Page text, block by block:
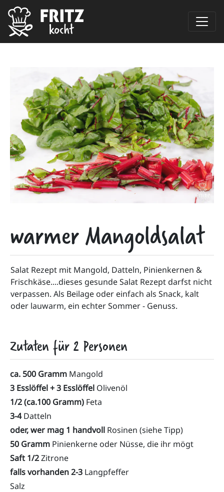
warmer Mangoldsalat
Salat Rezept mit Mangold, Datteln, Pinienkernen &
Frischkäse....dieses gesunde Salat Rezept darfst nicht
verpassen. Als Beilage oder einfach als Snack, kalt
oder lauwarm, ein echter Sommer - Genuss.
Zutaten für2 Personen
ca. 500 Gramm Mangold
3 Esslöffel + 3 Esslöffel Olivenöl
1/2 (ca.100 Gramm) Feta
3-4 Datteln
oder, wer mag 1 handvoll Rosinen (siehe Tipp)
50 Gramm Pinienkerne oder Nüsse, die ihr mögt
Saft 1/2Zitrone
falls vorhanden 2-3 Langpfeffer
Salz